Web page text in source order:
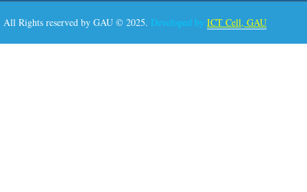
All Rights reserved by GAU © 2025. Developed by:ICT Cell, GAU